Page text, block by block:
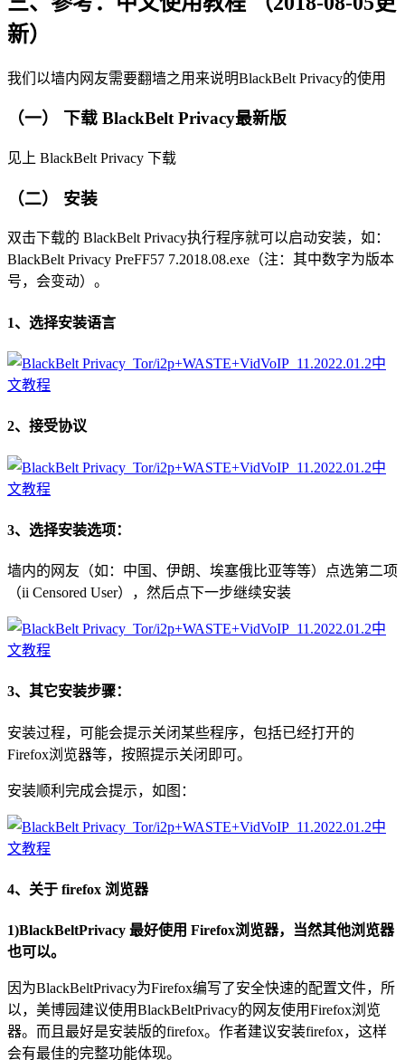
新）
我们以墙内网友需要翻墙之用来说明BlackBelt Privacy的使用
（一） 下载 BlackBelt Privacy最新版
见上 BlackBelt Privacy 下载
（二） 安装
双击下载的 BlackBelt Privacy执行程序就可以启动安装，如：
BlackBelt Privacy PreFF57 7.2018.08.exe（注：其中数字为版本
号，会变动）。
1、选择安装语言
2、接受协议
3、选择安装选项：
墙内的网友（如：中国、伊朗、埃塞俄比亚等等）点选第二项
（ii Censored User），然后点下一步继续安装
3、其它安装步骤：
安装过程，可能会提示关闭某些程序，包括已经打开的
Firefox浏览器等，按照提示关闭即可。
安装顺利完成会提示，如图：
4、关于 firefox 浏览器
1)BlackBeltPrivacy 最好使用 Firefox浏览器，当然其他浏览器
也可以。
因为BlackBeltPrivacy为Firefox编写了安全快速的配置文件，所
以，美博园建议使用BlackBeltPrivacy的网友使用Firefox浏览
器。而且最好是安装版的firefox。作者建议安装firefox，这样
会有最佳的完整功能体现。